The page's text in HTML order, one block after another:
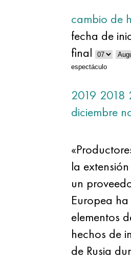
cambio de
fecha de
final
espectáculo
2019 2018
diciembre
la
un
Europea
elementos
hechos de
de Rusia